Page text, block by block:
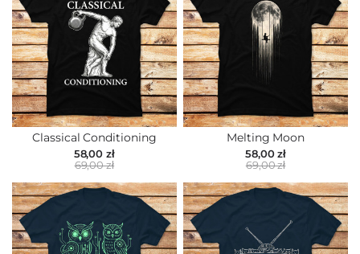
Classical Conditioning
58,00 zł
69,00 zł
Melting Moon
58,00 zł
69,00 zł